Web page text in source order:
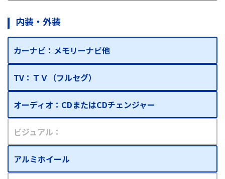
内装・外装
カーナビ：メモリーナビ他
TV：ＴＶ（フルセグ）
オーディオ：CDまたはCDチェンジャー
ビジュアル：
アルミホイール